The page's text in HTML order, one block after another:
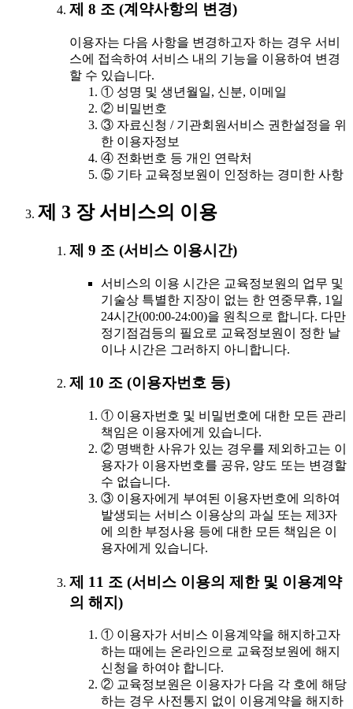
제 8 조 (계약사항의 변경)
이용자는 다음 사항을 변경하고자 하는 경우 서비
스에 접속하여 서비스 내의 기능을 이용하여 변경
할 수 있습니다.
① 성명 및 생년월일, 신분, 이메일
② 비밀번호
③ 자료신청 / 기관회원서비스 권한설정을 위
한 이용자정보
④ 전화번호 등 개인 연락처
⑤ 기타 교육정보원이 인정하는 경미한 사항
제 3 장 서비스의 이용
제 9 조 (서비스 이용시간)
서비스의 이용 시간은 교육정보원의 업무 및
기술상 특별한 지장이 없는 한 연중무휴, 1일
24시간(00:00-24:00)을 원칙으로 합니다. 다만
정기점검등의 필요로 교육정보원이 정한 날
이나 시간은 그러하지 아니합니다.
제 10 조 (이용자번호 등)
① 이용자번호 및 비밀번호에 대한 모든 관리
책임은 이용자에게 있습니다.
② 명백한 사유가 있는 경우를 제외하고는 이
용자가 이용자번호를 공유, 양도 또는 변경할
수 없습니다.
③ 이용자에게 부여된 이용자번호에 의하여
발생되는 서비스 이용상의 과실 또는 제3자
에 의한 부정사용 등에 대한 모든 책임은 이
용자에게 있습니다.
제 11 조 (서비스 이용의 제한 및 이용계약
의 해지)
① 이용자가 서비스 이용계약을 해지하고자
하는 때에는 온라인으로 교육정보원에 해지
신청을 하여야 합니다.
② 교육정보원은 이용자가 다음 각 호에 해당
하는 경우 사전통지 없이 이용계약을 해지하